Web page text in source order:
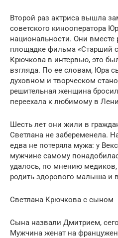
Второй раз актриса вышла
советского кинооператора
национальности. Они вместе
площадке фильма «Старший
Крючкова в интервью, это
взгляда. По ее словам, Юра
духовном и творческом
решительная женщина
переехала к любимому в
Шесть лет они жили в
Светлана не забеременела.
едва не потеряла мужа: у
мужчине самому
удалось, по мнению
родить здорового малыша и
Светлана Крючкова с сыном
Сына назвали Дмитрием,
Мужчина женат на